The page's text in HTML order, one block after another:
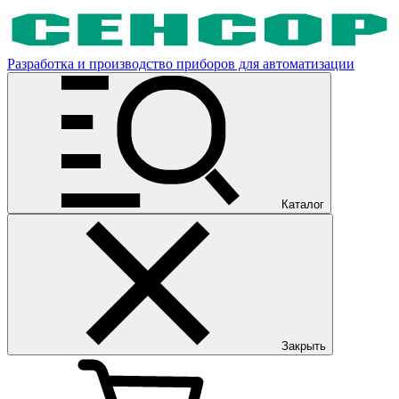
Разработка и производство приборов для автоматизации
Каталог
Закрыть